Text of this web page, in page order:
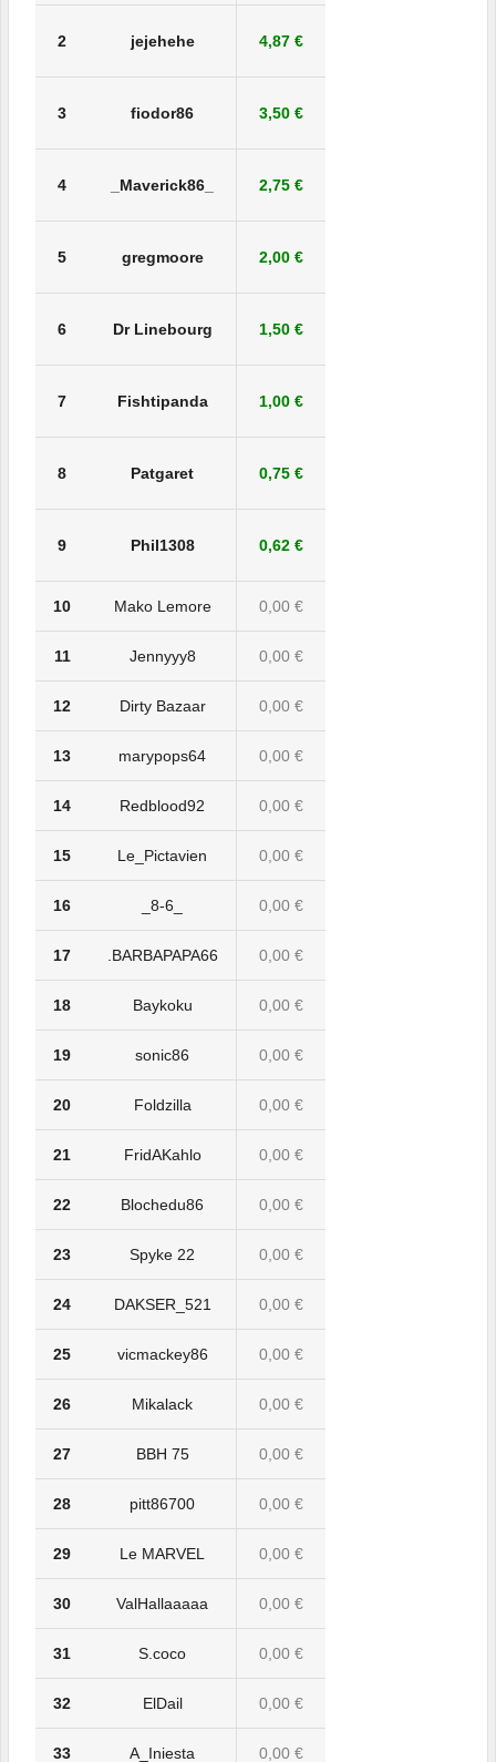
2 jejehehe 4,87 €
3 fiodor86 3,50 €
4 _Maverick86_ 2,75 €
5 gregmoore 2,00 €
6 Dr Linebourg 1,50 €
7 Fishtipanda 1,00 €
8 Patgaret 0,75 €
9 Phil1308 0,62 €
10 Mako Lemore 0,00 €
11 Jennyyy8 0,00 €
12 Dirty Bazaar 0,00 €
13 marypops64 0,00 €
14 Redblood92 0,00 €
15 Le_Pictavien 0,00 €
16 _8-6_ 0,00 €
17 .BARBAPAPA66 0,00 €
18 Baykoku 0,00 €
19 sonic86 0,00 €
20 Foldzilla 0,00 €
21 FridAKahlo 0,00 €
22 Blochedu86 0,00 €
23 Spyke 22 0,00 €
24 DAKSER_521 0,00 €
25 vicmackey86 0,00 €
26 Mikalack 0,00 €
27 BBH 75 0,00 €
28 pitt86700 0,00 €
29 Le MARVEL 0,00 €
30 ValHallaaaaa 0,00 €
31 S.coco 0,00 €
32 ElDail 0,00 €
33 A_Iniesta 0,00 €